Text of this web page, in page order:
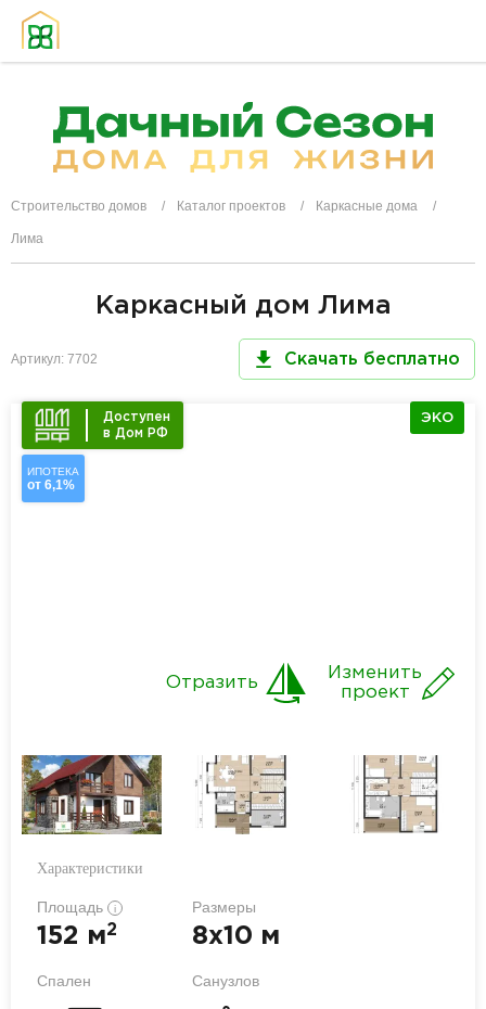
Строительство домов Каталог проектов Каркасные дома
Лима
Каркасный дом Лима
Артикул: 7702 Скачать бесплатно
Доступен
в Дом РФ
ИПОТЕКА
от 6,1%
ЭКО
Изменить
проект
Отразить
Характеристики
Площадь i
152 м2
Размеры
8x10 м
Спален Санузлов